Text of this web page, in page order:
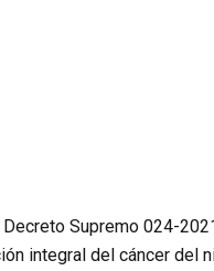
Supremo 024-
integral del cáncer del